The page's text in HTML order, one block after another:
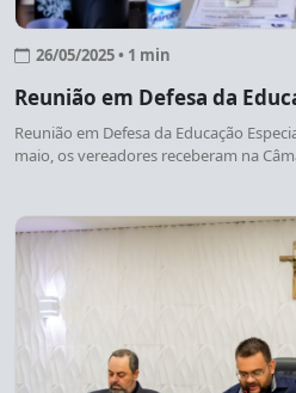
26/05/2025 • 1 min
Reunião em Defesa da
Reunião em Defesa da Educação
maio, os vereadores receberam na